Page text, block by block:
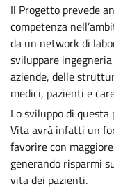
Il Progetto prevede
competenza
da un network di
sviluppare
aziende, delle
medici, pazienti e
Lo sviluppo di
Vita avrà infatti un
favorire con
generando risparmi
vita dei pazienti.